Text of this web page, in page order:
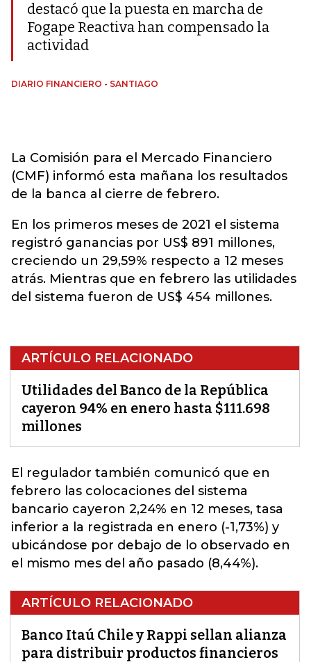
destacó que la puesta en marcha de
Fogape Reactiva han compensado la
actividad
DIARIO FINANCIERO - SANTIAGO
La Comisión para el Mercado Financiero
(CMF) informó esta mañana los resultados
de la banca al cierre de febrero.
En los primeros meses de 2021 el sistema
registró ganancias por US$ 891 millones,
creciendo un 29,59% respecto a 12 meses
atrás. Mientras que en febrero las utilidades
del sistema fueron de US$ 454 millones.
ARTÍCULO RELACIONADO
Utilidades del Banco de la República
cayeron 94% en enero hasta $111.698
millones
El regulador también comunicó que en
febrero las colocaciones del sistema
bancario cayeron 2,24% en 12 meses, tasa
inferior a la registrada en enero (-1,73%) y
ubicándose por debajo de lo observado en
el mismo mes del año pasado (8,44%).
ARTÍCULO RELACIONADO
Banco Itaú Chile y Rappi sellan alianza
para distribuir productos financieros